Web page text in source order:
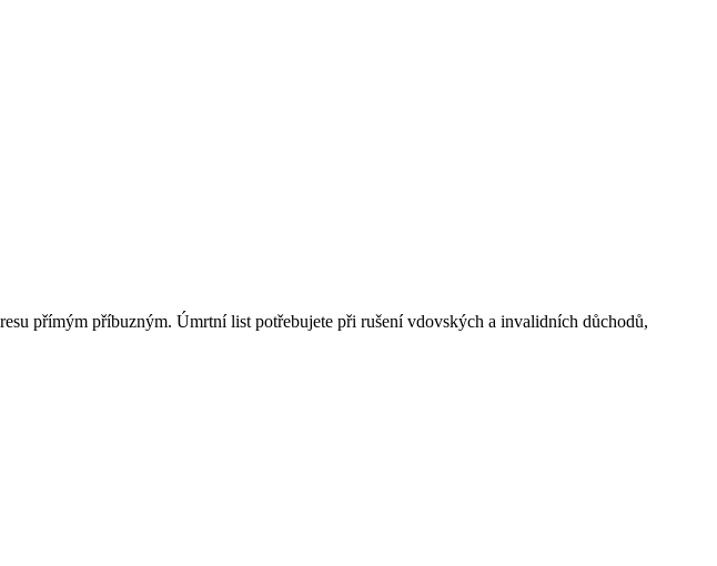
přímým příbuzným. Úmrtní list potřebujete při rušení vdovských a invalidních důchodů,